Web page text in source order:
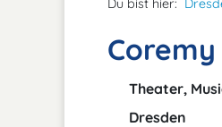
Du bist hier:
Theater,
Dresden